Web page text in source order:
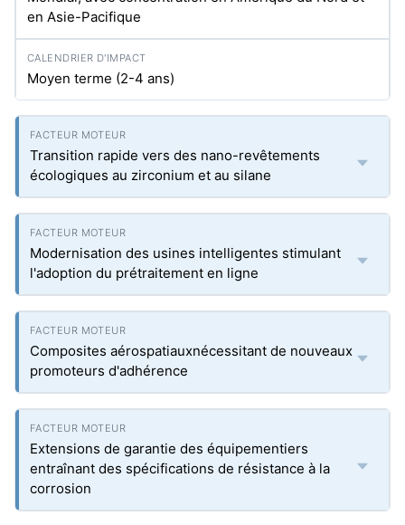
en Asie-Pacifique
Moyen terme (2-4 ans)
Transition rapide vers des nano-revêtements
écologiques au zirconium et au silane
Modernisation des usines intelligentes stimulant
l'adoption du prétraitement en ligne
Composites aérospatiauxnécessitant de nouveaux
promoteurs d'adhérence
Extensions de garantie des équipementiers
entraînant des spécifications de résistance à la
corrosion